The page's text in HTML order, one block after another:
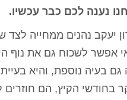
נענה לכם כבר עכשיו.
יעקב נהנים ממחייה
אפשר לשכוח גם את נוף
גם בעיה נוספת, והיא
בחודשי הקיץ, הם חוזרים